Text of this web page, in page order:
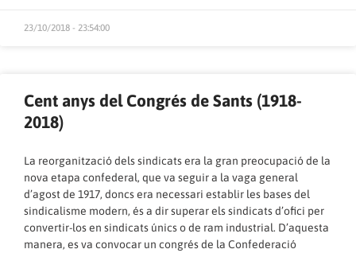
23/10/2018 - 23:54:00
Cent anys del Congrés de Sants (1918-
2018)
La reorganització dels sindicats era la gran preocupació de la
nova etapa confederal, que va seguir a la vaga general
d’agost de 1917, doncs era necessari establir les bases del
sindicalisme modern, és a dir superar els sindicats d’ofici per
convertir-los en sindicats únics o de ram industrial. D’aquesta
manera, es va convocar un congrés de la Confederació